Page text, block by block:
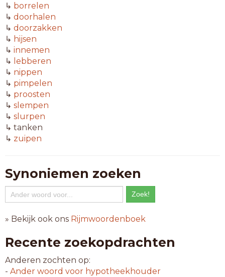
↳ borrelen
↳ doorhalen
↳ doorzakken
↳ hijsen
↳ innemen
↳ lebberen
↳ nippen
↳ pimpelen
↳ proosten
↳ slempen
↳ slurpen
↳ tanken
↳ zuipen
Synoniemen zoeken
» Bekijk ook ons Rijmwoordenboek
Recente zoekopdrachten
Anderen zochten op:
- Ander woord voor hypotheekhouder